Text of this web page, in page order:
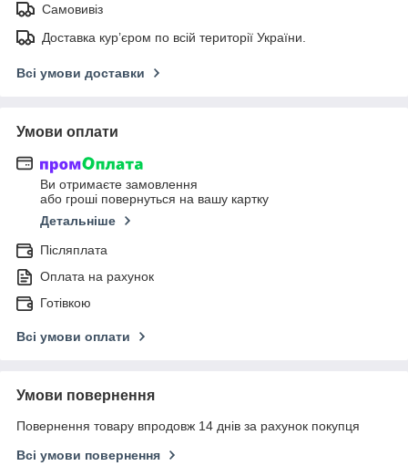
Самовивіз
Доставка кур’єром по всій території України.
Всі умови доставки
Умови оплати
Ви отримаєте замовлення
або гроші повернуться на вашу картку
Детальніше
Післяплата
Оплата на рахунок
Готівкою
Всі умови оплати
Умови повернення
Повернення товару впродовж 14 днів за рахунок покупця
Всі умови повернення